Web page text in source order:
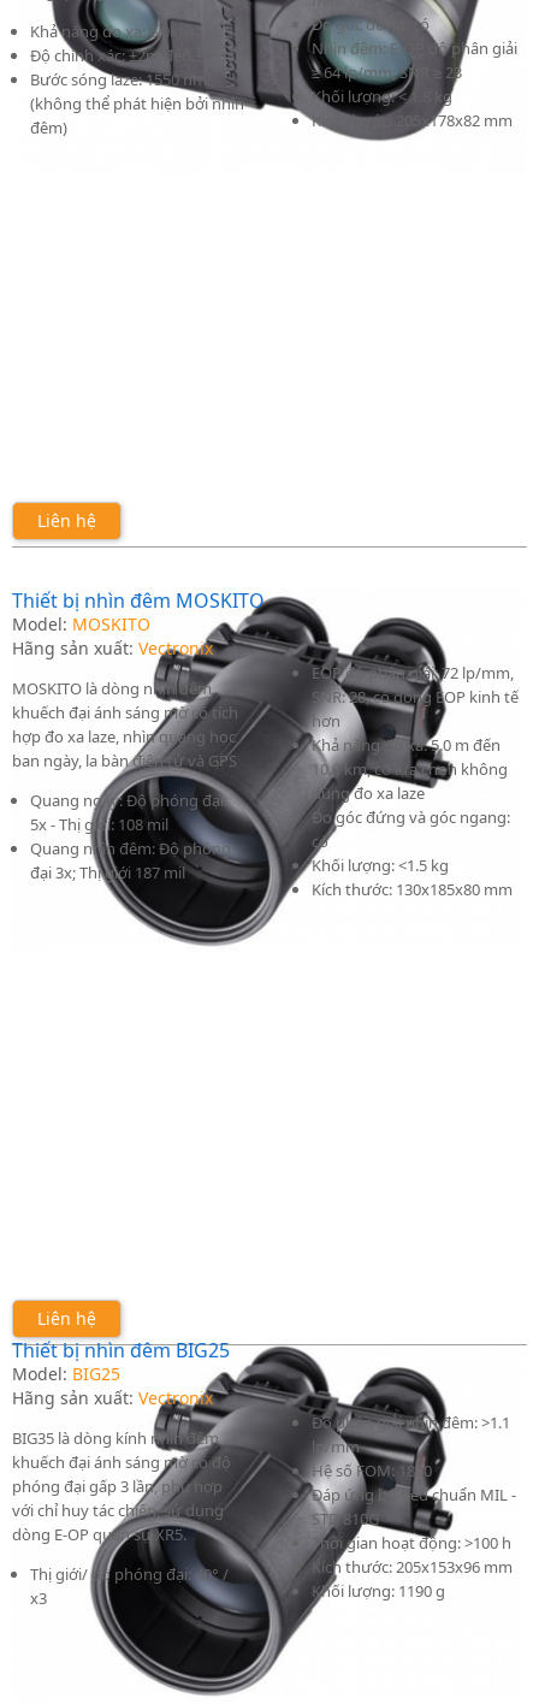
Khả năng đo xa: 6.0km
Độ chính xác: ±2m đến ±5m
Bước sóng laze: 1550 nm
(không thể phát hiện bởi nhìn
đêm)
Đo góc đứng: có
Nhìn đêm: E-OP độ phân giải
≥ 64 lp/mm; SNR ≥ 23
Khối lượng: < 1.8 kg
Kích thước: 205x178x82 mm
Liên hệ
Thiết bị nhìn đêm MOSKITO
Model: MOSKITO
Hãng sản xuất: Vectronix
MOSKITO là dòng nhìn đêm
khuếch đại ánh sáng mờ có tích
hợp đo xa laze, nhìn quang học
ban ngày, la bàn điện tử và GPS
Quang ngày: Độ phóng đại:
5x - Thị giới: 108 mil
Quang nhìn đêm: Độ phóng
đại 3x; Thị giới 187 mil
EOP độ phân giải: 72 lp/mm,
SNR: 28, có dòng EOP kinh tế
hơn
Khả năng đo xa: 5.0 m đến
10.0 km, có lựa chọn không
dùng đo xa laze
Đo góc đứng và góc ngang:
có
Khối lượng: <1.5 kg
Kích thước: 130x185x80 mm
Liên hệ
Thiết bị nhìn đêm BIG25
Model: BIG25
Hãng sản xuất: Vectronix
BIG35 là dòng kính nhìn đêm
khuếch đại ánh sáng mờ có độ
phóng đại gấp 3 lần, phù hợp
với chỉ huy tác chiến, sử dụng
dòng E-OP quân sự XR5.
Thị giới/ độ phóng đại: 40° /
x3
Độ phân giải nhìn đêm: >1.1
lp/mm
Hệ số FOM: 1800
Đáp ứng bộ tiêu chuẩn MIL -
STD 810G
Thời gian hoạt động: >100 h
Kích thước: 205x153x96 mm
Khối lượng: 1190 g